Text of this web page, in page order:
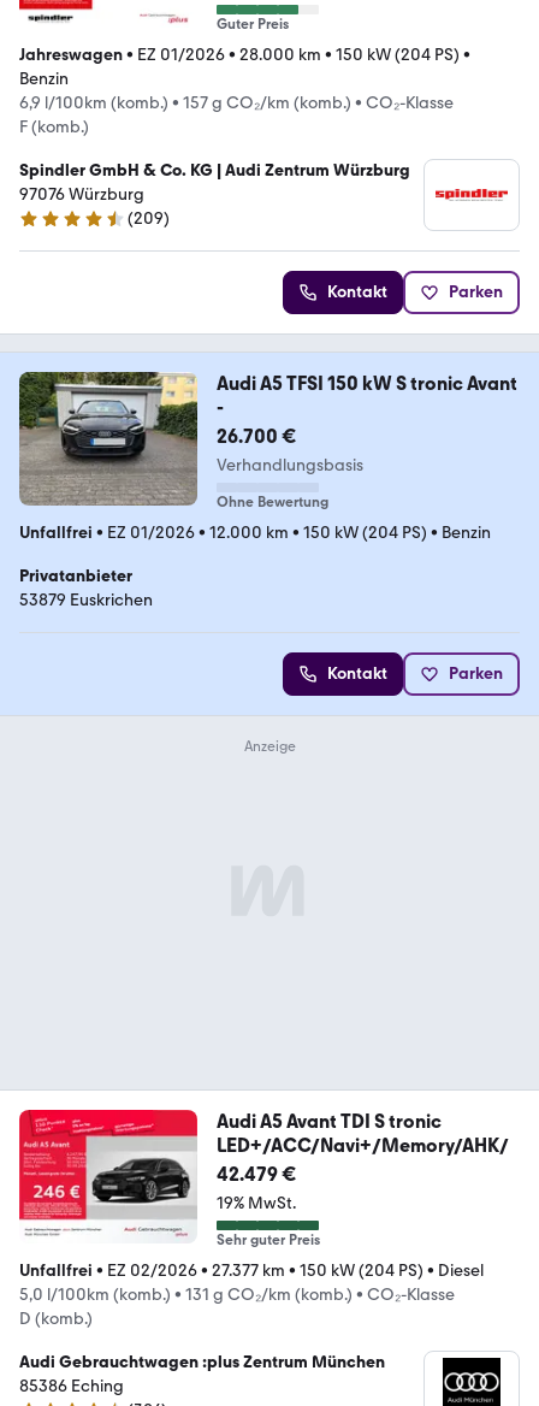
Guter Preis
Jahreswagen• EZ 01/2026• 28.000 km • 150 kW (204 PS) •
Benzin
6,9 l/100km (komb.) • 157 g CO₂/km (komb.) • CO₂-Klasse
F (komb.)
Spindler GmbH & Co. KG | Audi Zentrum Würzburg
97076 Würzburg
4.7 Sterne
(209)
Kontakt Parken
Audi A5 TFSI 150 kW S tronic Avant
-
26.700 €
Verhandlungsbasis
Ohne Bewertung
Unfallfrei • EZ 01/2026• 12.000 km • 150 kW (204 PS) • Benzin
Privatanbieter
53879 Euskrichen
Kontakt Parken
Audi A5 Avant TDI S tronic
LED+/ACC/Navi+/Memory/AHK/
42.479 €
19% MwSt.
Sehr guter Preis
Unfallfrei • EZ 02/2026• 27.377 km • 150 kW (204 PS) • Diesel
5,0 l/100km (komb.) • 131 g CO₂/km (komb.) • CO₂-Klasse
D (komb.)
Audi Gebrauchtwagen :plus Zentrum München
85386 Eching